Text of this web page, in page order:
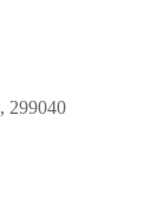
299040